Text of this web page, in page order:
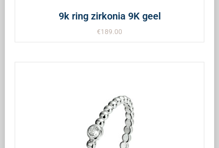
9k ring zirkonia 9K geel
€189.00